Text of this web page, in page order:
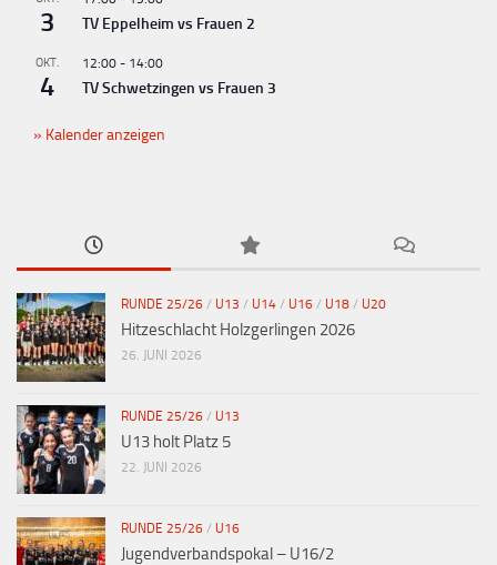
i
a
i
3 TV Eppelheim vs Frauen 2
OKT.
4
12:00 - 14:00
TV Schwetzingen vs Frauen 3
Kalender anzeigen
RUNDE 25/26 / U13 / U14 / U16 / U18 / U20
Hitzeschlacht Holzgerlingen 2026
26. JUNI 2026
RUNDE 25/26 / U13
U13 holt Platz 5
22. JUNI 2026
RUNDE 25/26 / U16
Jugendverbandspokal – U16/2